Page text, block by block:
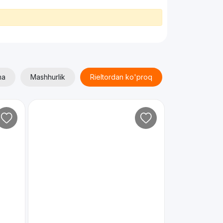
Mashhurlik Rieltordan ko'proq